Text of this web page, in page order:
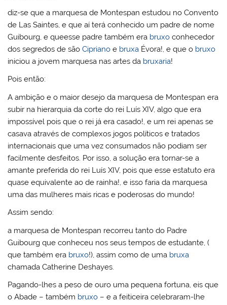
diz-se que a marquesa de Montespan estudou no Convento
de Las Saintes, e que aí terá conhecido um padre de nome
Guibourg, e queesse padre também era bruxo conhecedor
dos segredos de sãoCipriano e bruxa Évora!, e que o bruxo
iniciou a jovem marquesa nas artes da bruxaria!
Pois então:
A ambição e o maior desejo da marquesa de Montespan era
subir na hierarquia da corte do rei Luís XIV, algo que era
impossível pois que o rei já era casado!, e um rei apenas se
casava através de complexos jogos políticos e tratados
internacionais que uma vez consumados não podiam ser
facilmente desfeitos. Por isso, a solução era tornar-se a
amante preferida do rei Luís XIV, pois que esse estatuto era
quase equivalente ao de rainha!, e isso faria da marquesa
uma das mulheres mais ricas e poderosas do mundo!
Assim sendo:
a marquesa de Montespan recorreu tanto do Padre
Guibourg que conheceu nos seus tempos de estudante, (
que também era bruxo!), assim como de uma bruxa
chamada Catherine Deshayes.
Pagando-lhes a peso de ouro uma pequena fortuna, eis que
o Abade – também bruxo – e a feiticeira celebraram-lhe